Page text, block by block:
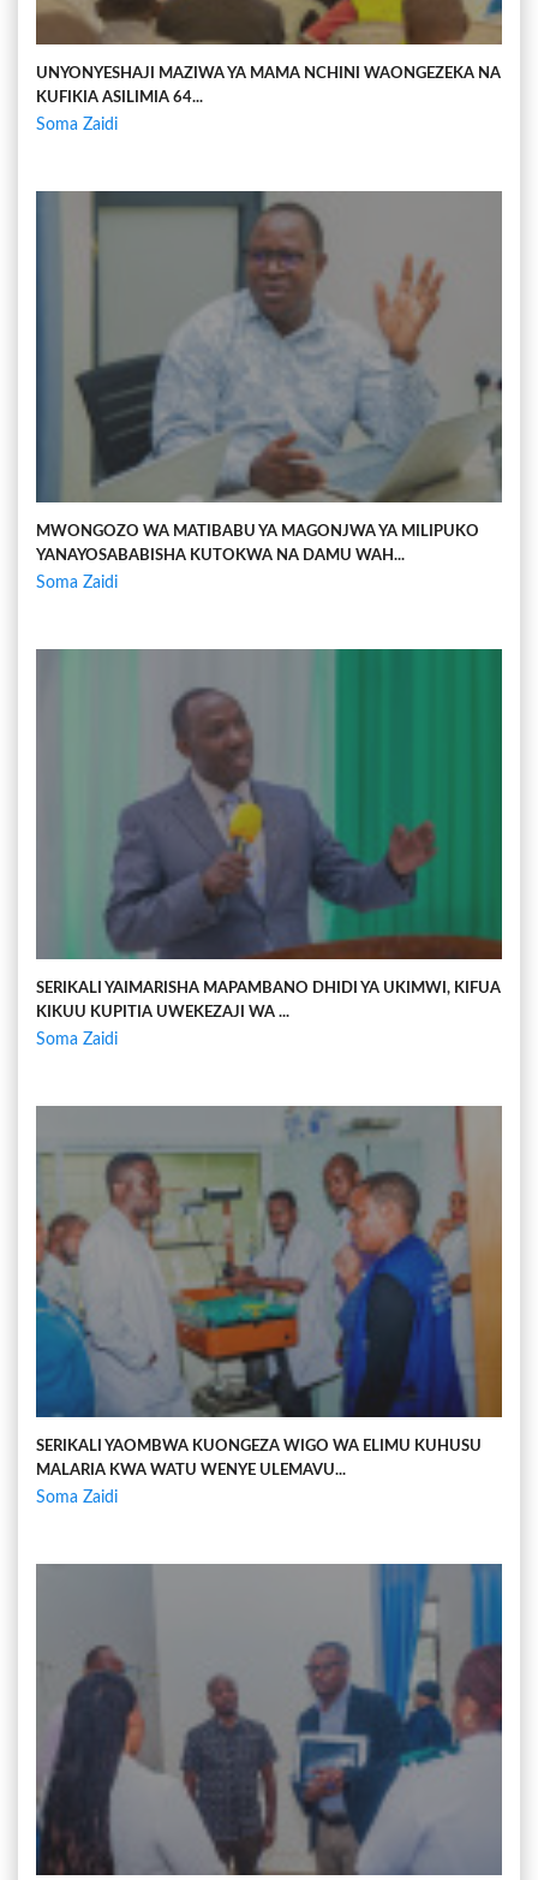
UNYONYESHAJI MAZIWA YA MAMA NCHINI WAONGEZEKA NA
KUFIKIA ASILIMIA 64...
Soma Zaidi
MWONGOZO WA MATIBABU YA MAGONJWA YA MILIPUKO
YANAYOSABABISHA KUTOKWA NA DAMU WAH...
Soma Zaidi
SERIKALI YAIMARISHA MAPAMBANO DHIDI YA UKIMWI, KIFUA
KIKUU KUPITIA UWEKEZAJI WA ...
Soma Zaidi
SERIKALI YAOMBWA KUONGEZA WIGO WA ELIMU KUHUSU
MALARIA KWA WATU WENYE ULEMAVU...
Soma Zaidi